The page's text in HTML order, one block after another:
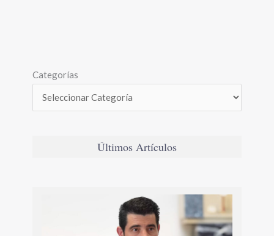
Categorías
Últimos Artículos